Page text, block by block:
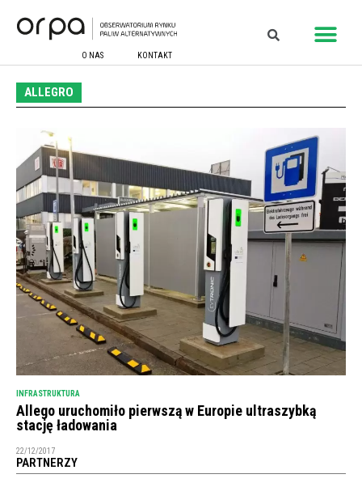
O NAS KONTAKT
ALLEGRO
INFRASTRUKTURA
Allego uruchomiło pierwszą w Europie ultraszybką
stację ładowania
22/12/2017
PARTNERZY